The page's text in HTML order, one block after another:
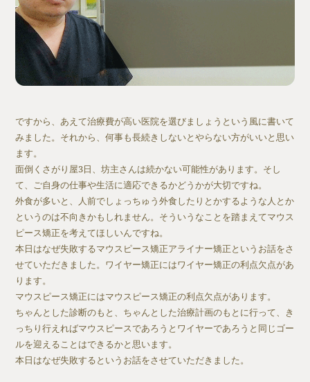
ですから、あえて治療費が高い医院を選びましょうという風に書いて
みました。それから、何事も長続きしないとやらない方がいいと思い
ます。
面倒くさがり屋3日、坊主さんは続かない可能性があります。そし
て、ご自身の仕事や生活に適応できるかどうかが大切ですね。
外食が多いと、人前でしょっちゅう外食したりとかするような人とか
というのは不向きかもしれません。そういうなことを踏まえてマウス
ピース矯正を考えてほしいんですね。
本日はなぜ失敗するマウスピース矯正アライナー矯正というお話をさ
せていただきました。ワイヤー矯正にはワイヤー矯正の利点欠点があ
ります。
マウスピース矯正にはマウスピース矯正の利点欠点があります。
ちゃんとした診断のもと、ちゃんとした治療計画のもとに行って、き
っちり行えればマウスピースであろうとワイヤーであろうと同じゴー
ルを迎えることはできるかと思います。
本日はなぜ失敗するというお話をさせていただきました。